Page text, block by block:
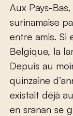
Aux Pays-
surinamaise
entre amis. Si
Belgique, la
Depuis au
quinzaine
existait déjà
en sranan se